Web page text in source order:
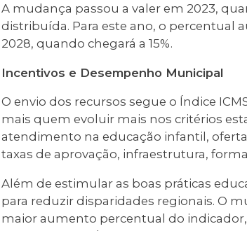
A mudança passou a valer em 2023,
distribuída. Para este ano, o percentual
2028, quando chegará a 15%.
Incentivos e Desempenho Municipal
O envio dos recursos segue o Índice
mais quem evoluir mais nos critérios
atendimento na educação infantil,
taxas de aprovação, infraestrutura,
Além de estimular as boas práticas
para reduzir disparidades regionais. O
maior aumento percentual do indicador,